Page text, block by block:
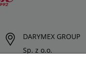
DARYMEX GROUP
Sp. z o.o.